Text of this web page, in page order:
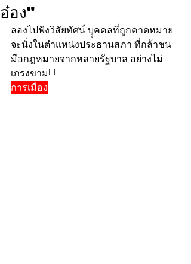
อ๋อง"
ลองไปฟังวิสัยทัศน์ บุุคคลที่ถูกคาดหมาย
จะนั่งในตำแหน่งประธานสภา ที่กล้าชน
มือกฎหมายจากหลายรัฐบาล อย่างไม่
เกรงขาม!!!!
การเมือง